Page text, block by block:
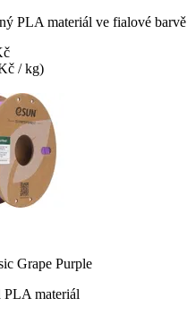
PLA materiál ve fialové barvě
/ kg)
Grape Purple
materiál